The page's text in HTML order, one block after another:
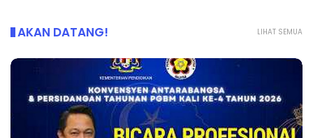
LIHAT SEMUA
AKAN DATANG!